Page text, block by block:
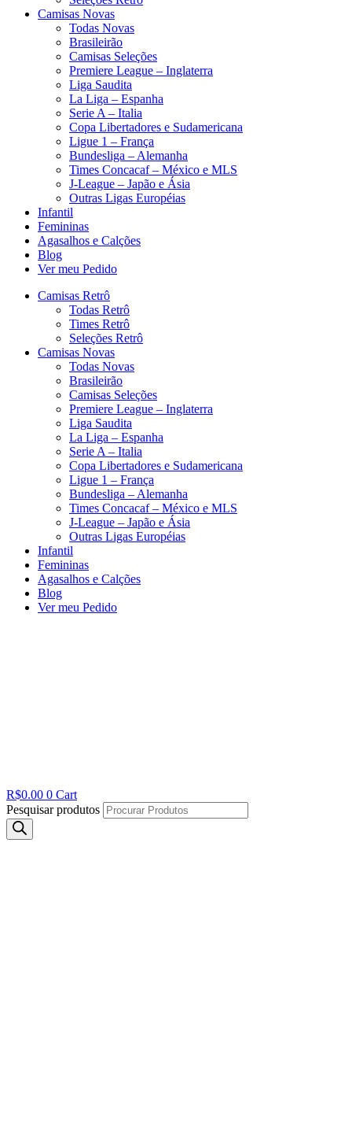
Camisas Novas
Todas Novas
Brasileirão
Camisas Seleções
Premiere League – Inglaterra
Liga Saudita
La Liga – Espanha
Serie A – Italia
Copa Libertadores e Sudamericana
Ligue 1 – França
Bundesliga – Alemanha
Times Concacaf – México e MLS
J-League – Japão e Ásia
Outras Ligas Européias
Infantil
Femininas
Agasalhos e Calções
Blog
Ver meu Pedido
Camisas Retrô
Todas Retrô
Times Retrô
Seleções Retrô
Camisas Novas
Todas Novas
Brasileirão
Camisas Seleções
Premiere League – Inglaterra
Liga Saudita
La Liga – Espanha
Serie A – Italia
Copa Libertadores e Sudamericana
Ligue 1 – França
Bundesliga – Alemanha
Times Concacaf – México e MLS
J-League – Japão e Ásia
Outras Ligas Européias
Infantil
Femininas
Agasalhos e Calções
Blog
Ver meu Pedido
R$0.00 0 Cart
Pesquisar produtos